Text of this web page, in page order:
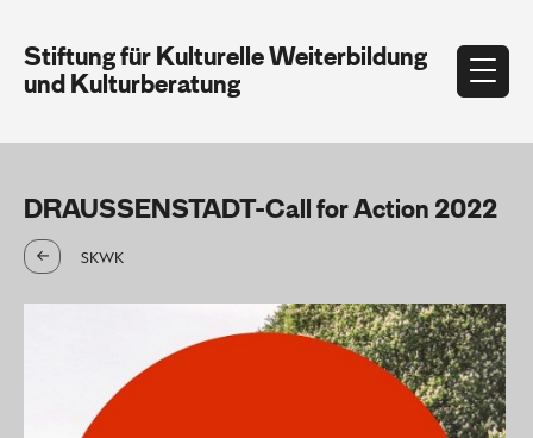
Stiftung für Kulturelle Weiterbildung
und Kulturberatung
DRAUSSENSTADT-Call for Action 2022
SKWK